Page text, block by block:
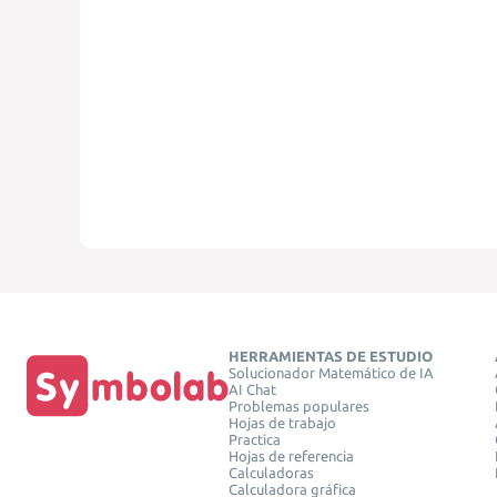
HERRAMIENTAS DE ESTUDIO
Solucionador Matemático de IA
AI Chat
Problemas populares
Hojas de trabajo
Practica
Hojas de referencia
Calculadoras
Calculadora gráfica